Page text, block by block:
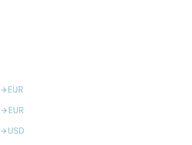
arrow_forward EUR
arrow_forward EUR
arrow_forward USD